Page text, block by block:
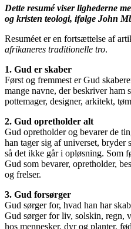
Dette resumé viser lighederne
og kristen teologi, ifølge John
Resuméet er en fortsættelse af
afrikaneres traditionelle tro.
1. Gud er skaber
Først og fremmest er Gud
mange navne, der beskriver ham
pottemager, designer, arkitekt,
2. Gud opretholder alt
Gud opretholder og bevarer de
han tager sig af universet, bryder
så det ikke går i opløsning. Som
Gud som bevarer, opretholder,
og frelser.
3. Gud forsørger
Gud sørger for, hvad han har
Gud sørger for liv, solskin, regn,
hos mennesker, dyr og planter,